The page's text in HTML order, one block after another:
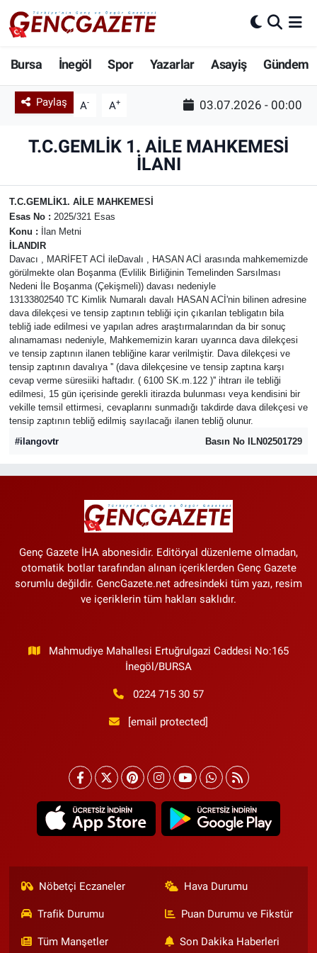
Bursa İnegöl Spor Yazarlar Asayiş Gündem
Paylaş A- A+ 03.07.2026 - 00:00
T.C.GEMLİK 1. AİLE MAHKEMESİ
İLANI
T.C.GEMLİK1. AİLE MAHKEMESİ
Esas No : 2025/321 Esas
Konu : İlan Metni
İLANDIR
Davacı , MARİFET ACİ ileDavalı , HASAN ACİ arasında mahkememizde
görülmekte olan Boşanma (Evlilik Birliğinin Temelinden Sarsılması
Nedeni İle Boşanma (Çekişmeli)) davası nedeniyle
13133802540 TC Kimlik Numaralı davalı HASAN ACİ'nin bilinen adresine
dava dilekçesi ve tensip zaptının tebliği için çıkarılan tebligatın bila
tebliğ iade edilmesi ve yapılan adres araştırmalarından da bir sonuç
alınamaması nedeniyle, Mahkememizin kararı uyarınca dava dilekçesi
ve tensip zaptının ilanen tebliğine karar verilmiştir. Dava dilekçesi ve
tensip zaptının davalıya '' (dava dilekçesine ve tensip zaptına karşı
cevap verme süresiiki haftadır. ( 6100 SK.m.122 )'' ihtrarı ile tebliği
edilmesi, 15 gün içerisinde gerekli itirazda bulunması veya kendisini bir
vekille temsil ettirmesi, cevaplarını sunmadığı takdirde dava dilekçesi ve
tensip zaptının tebliğ edilmiş sayılacağı ilanen tebliğ olunur.
#ilangovtr
Basın No ILN02501729
Genç Gazete İHA abonesidir. Editöryal düzenleme olmadan,
otomatik botlar tarafından alınan içeriklerden Genç Gazete
sorumlu değildir. GencGazete.net adresindeki tüm yazı, resim
ve içeriklerin tüm hakları saklıdır.
Mahmudiye Mahallesi Ertuğrulgazi Caddesi No:165
İnegöl/BURSA
0224 715 30 57
[email protected]
Nöbetçi Eczaneler Hava Durumu
Trafik Durumu Puan Durumu ve Fikstür
Tüm Manşetler Son Dakika Haberleri
Bursa
İnegöl
Eğitim
Ekonomi
Güncel
İnanç
Kadın & Aile
Kültür & Sanat
Sağlık
Yazarlar
Astroloji-Rüya
Nöbetçi Eczaneler
Hava Durumu
Süper Lig Puan Durumu ve Fikstür
Tüm Manşetler
Son Dakika Haberleri
Haber Arşivi